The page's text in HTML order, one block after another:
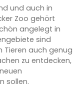
und auch in
Zoo gehört
angelegt in
sind
auch genug
zu entdecken,
sollen.